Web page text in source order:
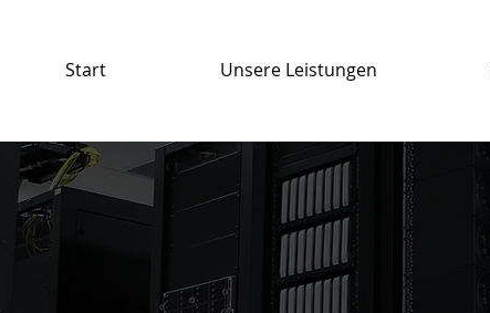
Start Unsere Leistungen